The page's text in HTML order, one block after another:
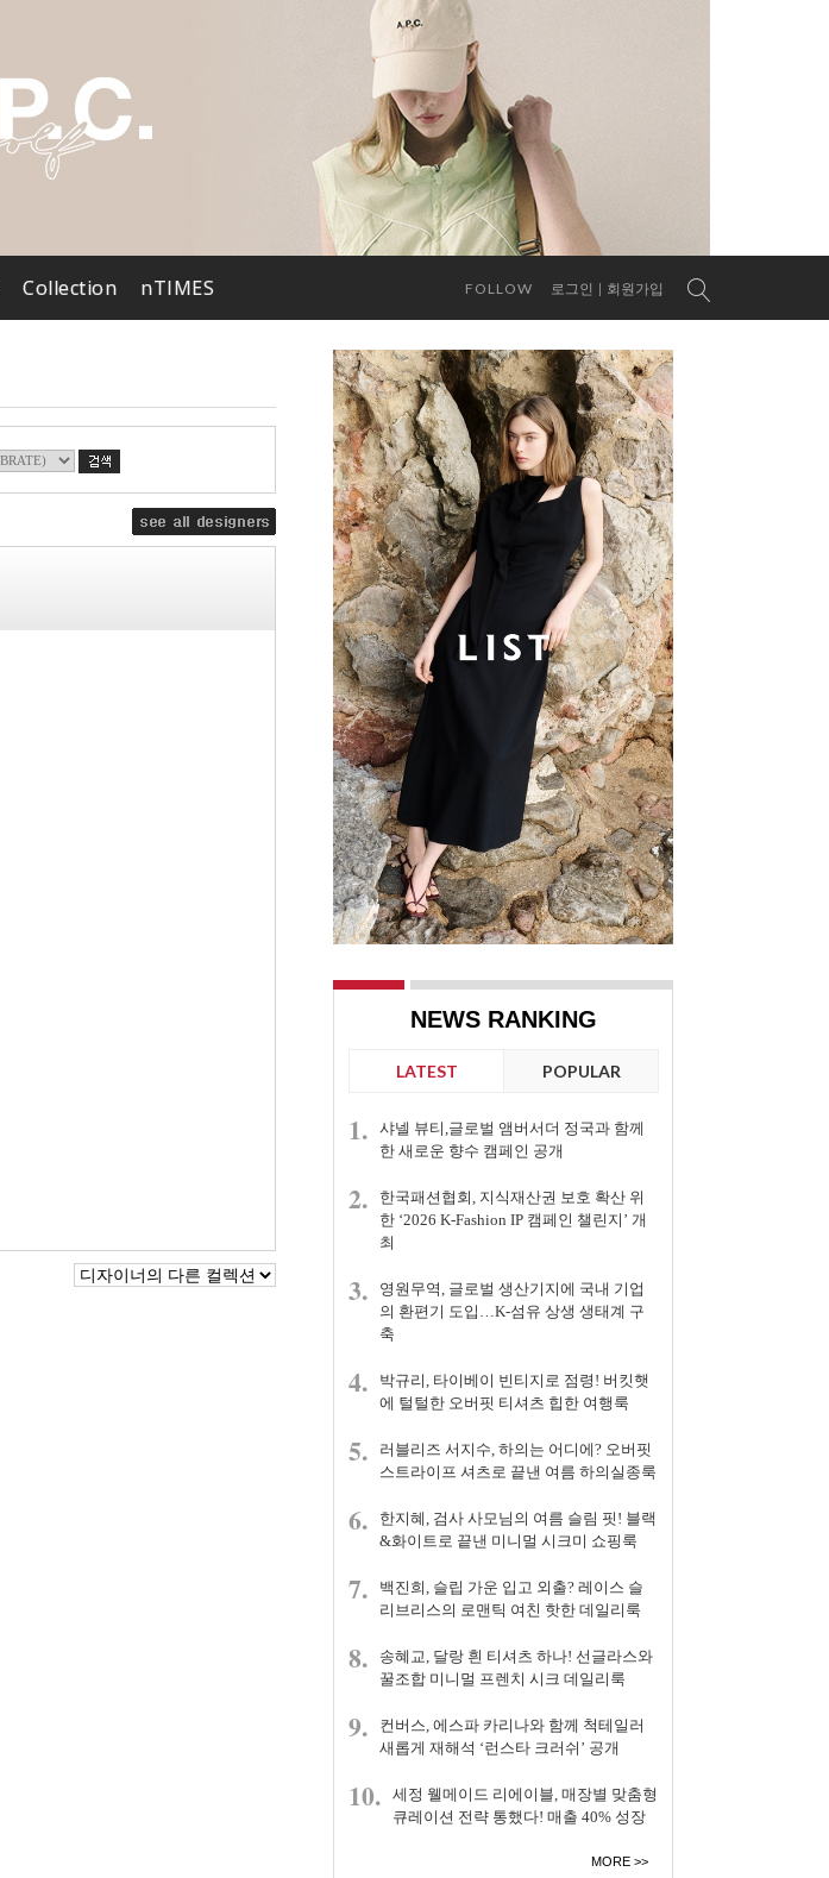
Collection nTIMES FOLLOW 로그인 회원가입
NEWS RANKING
LATEST POPULAR
1.
샤넬 뷰티,글로벌 앰버서더 정국과 함께
한 새로운 향수 캠페인 공개
2.
한국패션협회, 지식재산권 보호 확산 위
한 ‘2026 K-Fashion IP 캠페인 챌린지’ 개
최
3.
영원무역, 글로벌 생산기지에 국내 기업
의 환편기 도입…K-섬유 상생 생태계 구
축
4.
박규리, 타이베이 빈티지로 점령! 버킷햇
에 털털한 오버핏 티셔츠 힙한 여행룩
5.
러블리즈 서지수, 하의는 어디에? 오버핏
스트라이프 셔츠로 끝낸 여름 하의실종룩
6.
한지혜, 검사 사모님의 여름 슬림 핏! 블랙
&화이트로 끝낸 미니멀 시크미 쇼핑룩
7.
백진희, 슬립 가운 입고 외출? 레이스 슬
리브리스의 로맨틱 여친 핫한 데일리룩
8.
송혜교, 달랑 흰 티셔츠 하나! 선글라스와
꿀조합 미니멀 프렌치 시크 데일리룩
9.
컨버스, 에스파 카리나와 함께 척테일러
새롭게 재해석 ‘런스타 크러쉬’ 공개
10.
세정 웰메이드 리에이블, 매장별 맞춤형
큐레이션 전략 통했다! 매출 40% 성장
MORE